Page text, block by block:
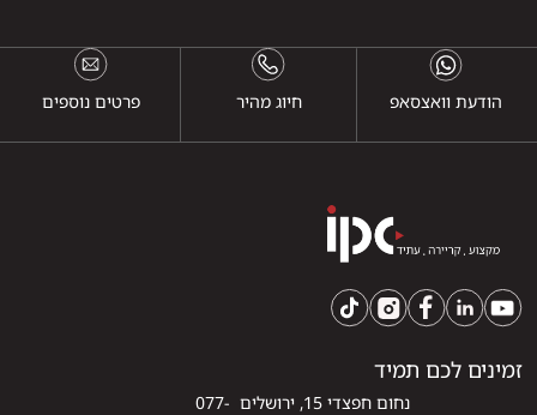
הודעת וואצסאפ חיוג מהיר פרטים נוספים
זמינים לכם תמיד
נחום חפצדי 15, ירושלים 077-